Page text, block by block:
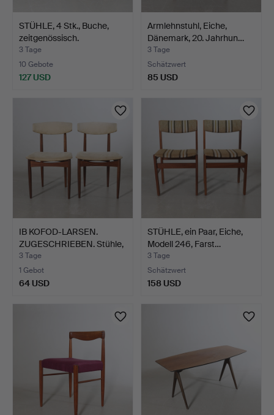
STÜHLE, 4 Stk., Buche,
zeitgenössisch.
3 Tage
10 Gebote
127 USD
Armlehnstuhl, Eiche,
Dänemark, 20. Jahrhun…
3 Tage
Schätzwert
85 USD
IB KOFOD-LARSEN.
ZUGESCHRIEBEN. Stühle,
ei…
3 Tage
1 Gebot
64 USD
STÜHLE, ein Paar, Eiche,
Modell 246, Farst…
3 Tage
Schätzwert
158 USD